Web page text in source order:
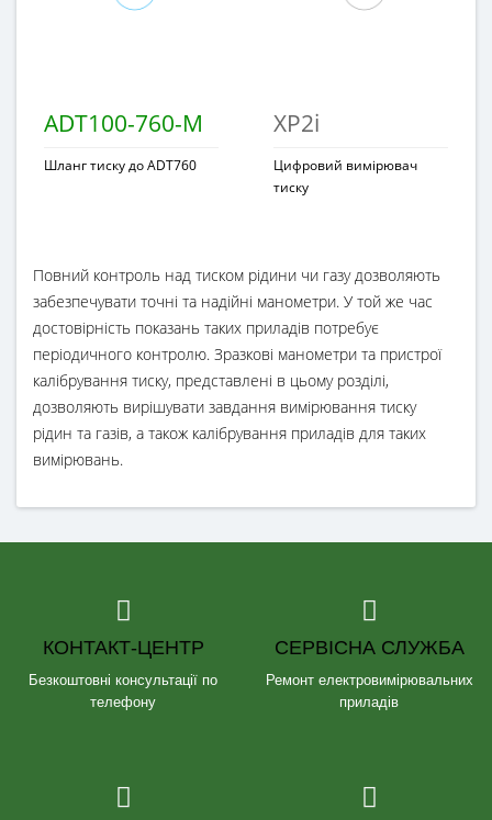
ADT100-760-M
Шланг тиску до ADT760
XP2i
Цифровий вимірювач
тиску
Повний контроль над тиском рідини чи газу дозволяють
забезпечувати точні та надійні манометри. У той же час
достовірність показань таких приладів потребує
періодичного контролю. Зразкові манометри та пристрої
калібрування тиску, представлені в цьому розділі,
дозволяють вирішувати завдання вимірювання тиску
рідин та газів, а також калібрування приладів для таких
вимірювань.
КОНТАКТ-ЦЕНТР
Безкоштовні консультації по
телефону
СЕРВІСНА СЛУЖБА
Ремонт електровимірювальних
приладів